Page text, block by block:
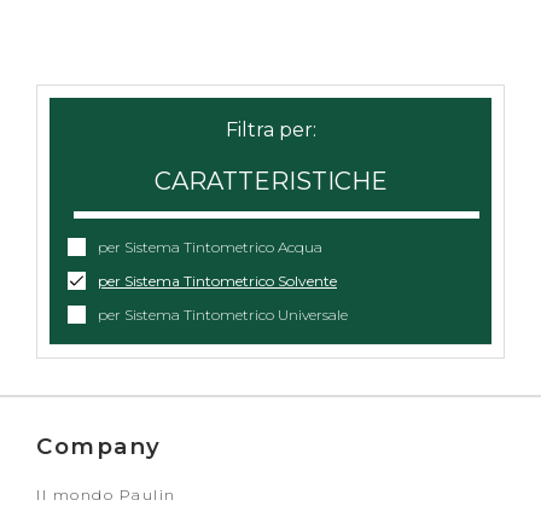
CARATTERISTICHE
per Sistema Tintometrico Acqua
per Sistema Tintometrico Solvente
per Sistema Tintometrico Universale
Company
Il mondo Paulin